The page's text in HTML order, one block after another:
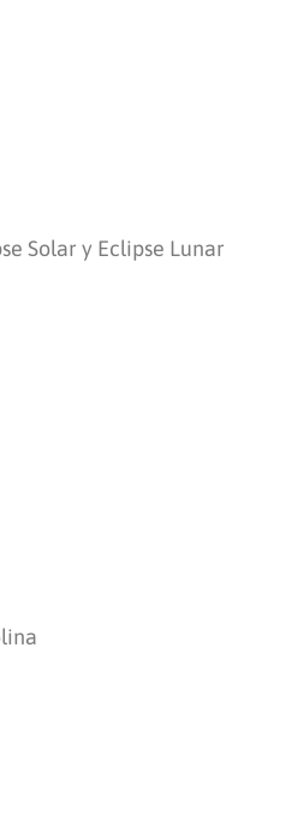
Solar y Eclipse Lunar